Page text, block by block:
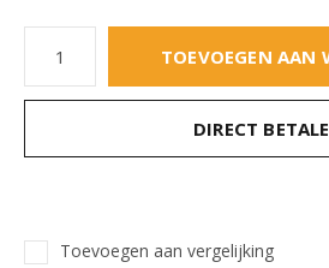
TOEVOEGEN AAN
DIRECT
Toevoegen aan vergelijking